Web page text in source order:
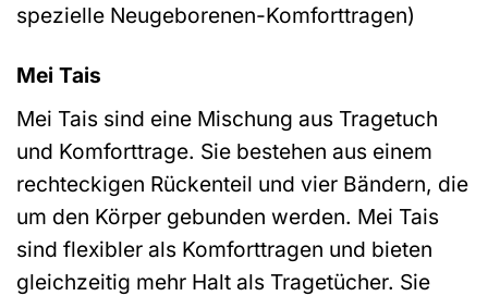
spezielle Neugeborenen-Komforttragen)
Mei Tais
Mei Tais sind eine Mischung aus Tragetuch
und Komforttrage. Sie bestehen aus einem
rechteckigen Rückenteil und vier Bändern, die
um den Körper gebunden werden. Mei Tais
sind flexibler als Komforttragen und bieten
gleichzeitig mehr Halt als Tragetücher. Sie